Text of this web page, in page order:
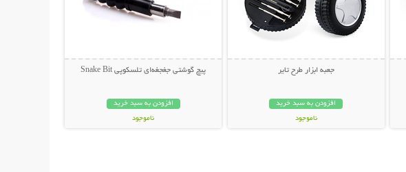
جعبه ابزار طرح تایر
افزودن به سبد خرید
ناموجود
پیچ گوشتی جغجغه‌ای تلسکوپی Snake Bit
افزودن به سبد خرید
ناموجود